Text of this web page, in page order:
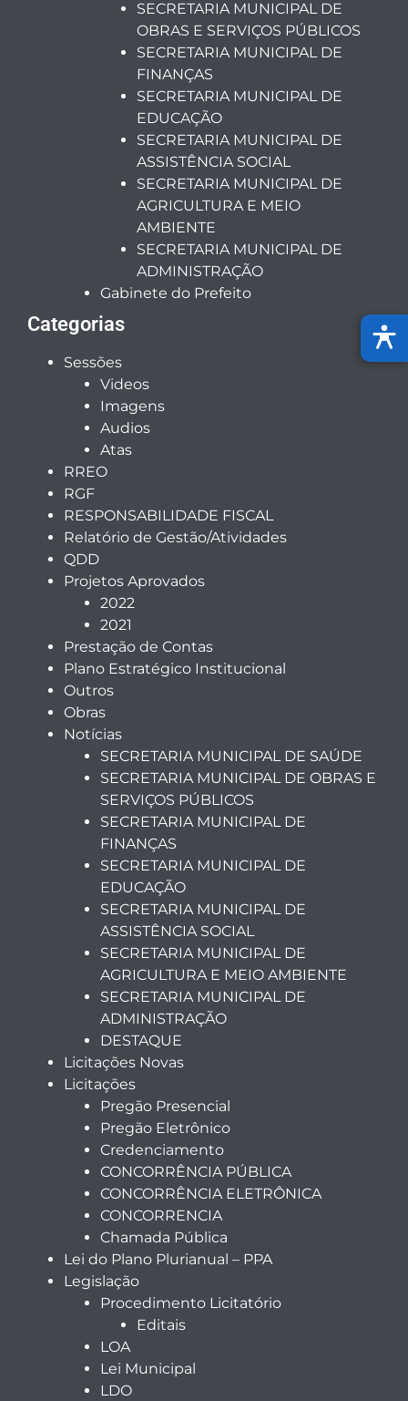
SECRETARIA MUNICIPAL DE
OBRAS E SERVIÇOS PÚBLICOS
SECRETARIA MUNICIPAL DE
FINANÇAS
SECRETARIA MUNICIPAL DE
EDUCAÇÃO
SECRETARIA MUNICIPAL DE
ASSISTÊNCIA SOCIAL
SECRETARIA MUNICIPAL DE
AGRICULTURA E MEIO
AMBIENTE
SECRETARIA MUNICIPAL DE
ADMINISTRAÇÃO
Gabinete do Prefeito
Categorias
Sessões
Videos
Imagens
Audios
Atas
RREO
RGF
RESPONSABILIDADE FISCAL
Relatório de Gestão/Atividades
QDD
Projetos Aprovados
2022
2021
Prestação de Contas
Plano Estratégico Institucional
Outros
Obras
Notícias
SECRETARIA MUNICIPAL DE SAÚDE
SECRETARIA MUNICIPAL DE OBRAS E
SERVIÇOS PÚBLICOS
SECRETARIA MUNICIPAL DE
FINANÇAS
SECRETARIA MUNICIPAL DE
EDUCAÇÃO
SECRETARIA MUNICIPAL DE
ASSISTÊNCIA SOCIAL
SECRETARIA MUNICIPAL DE
AGRICULTURA E MEIO AMBIENTE
SECRETARIA MUNICIPAL DE
ADMINISTRAÇÃO
DESTAQUE
Licitações Novas
Licitações
Pregão Presencial
Pregão Eletrônico
Credenciamento
CONCORRÊNCIA PÚBLICA
CONCORRÊNCIA ELETRÔNICA
CONCORRENCIA
Chamada Pública
Lei do Plano Plurianual – PPA
Legislação
Procedimento Licitatório
Editais
LOA
Lei Municipal
LDO